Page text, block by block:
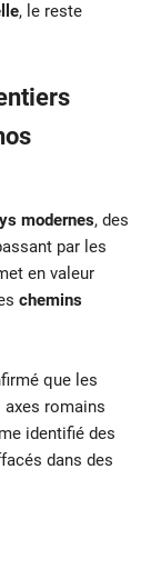
, le reste
modernes, des
par les
en valeur
chemins
que les
axes romains
identifié des
dans des